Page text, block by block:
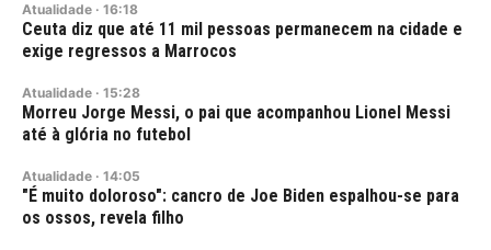
Atualidade · 16:18
Ceuta diz que até 11 mil pessoas permanecem na cidade e
exige regressos a Marrocos
Atualidade · 15:28
Morreu Jorge Messi, o pai que acompanhou Lionel Messi
até à glória no futebol
Atualidade · 14:05
"É muito doloroso": cancro de Joe Biden espalhou-se para
os ossos, revela filho